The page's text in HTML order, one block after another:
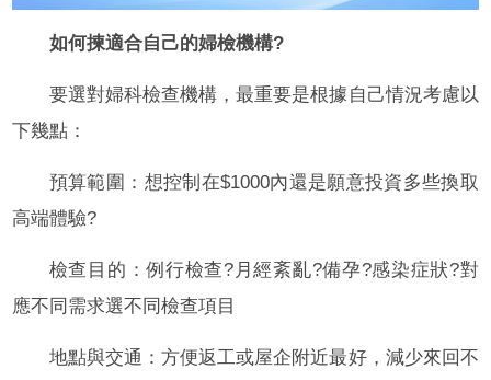
如何揀適合自己的婦檢機構?
要選對婦科檢查機構，最重要是根據自己情況考慮以
下幾點：
預算範圍：想控制在$1000內還是願意投資多些換取
高端體驗?
檢查目的：例行檢查?月經紊亂?備孕?感染症狀?對
應不同需求選不同檢查項目
地點與交通：方便返工或屋企附近最好，減少來回不